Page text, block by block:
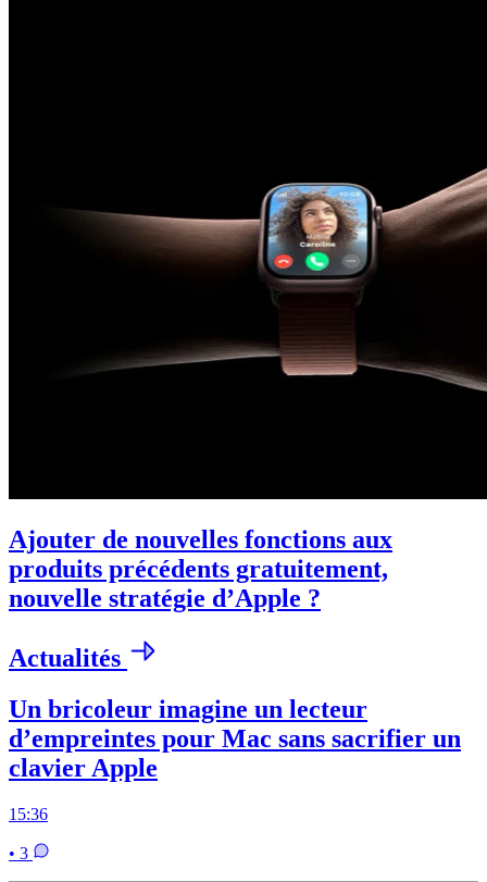
Ajouter de nouvelles fonctions aux
produits précédents gratuitement,
nouvelle stratégie d’Apple ?
Actualités
Un bricoleur imagine un lecteur
d’empreintes pour Mac sans sacrifier un
clavier Apple
15:36
• 3